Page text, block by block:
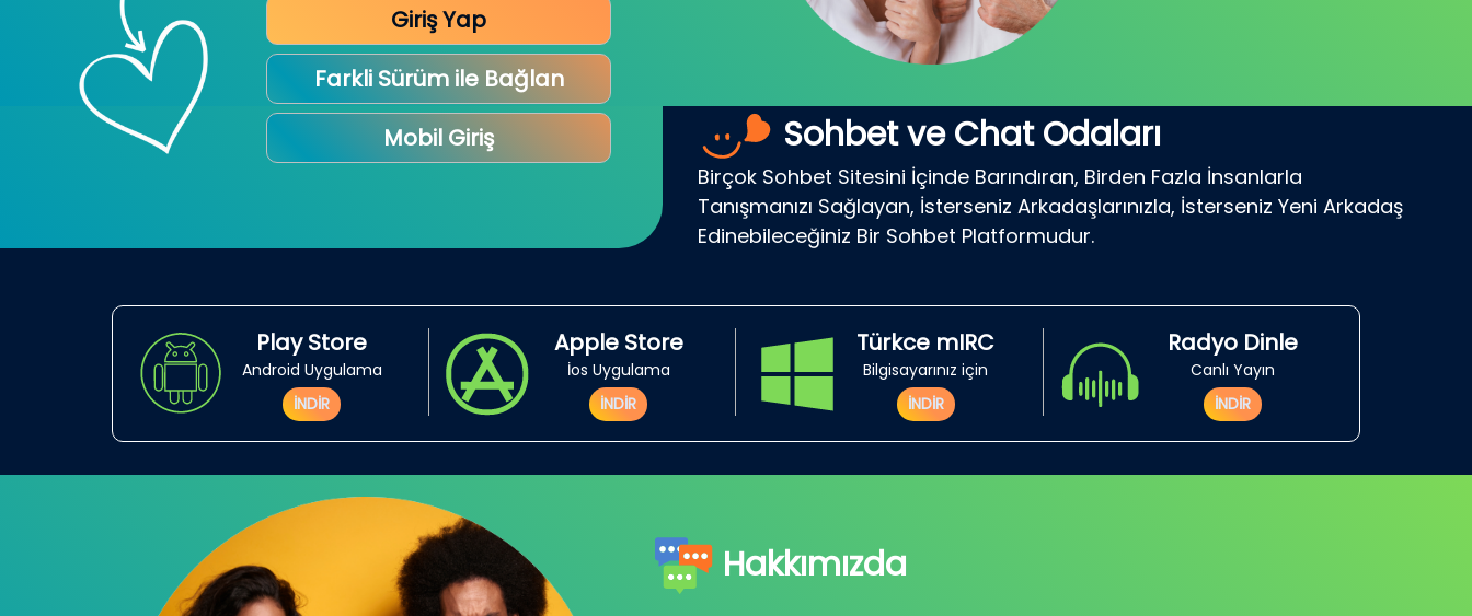
Giriş Yap
Farkli Sürüm ile Bağlan
Mobil Giriş
Sohbet ve Chat Odaları
Birçok Sohbet Sitesini İçinde Barındıran, Birden Fazla İnsanlarla
Tanışmanızı Sağlayan, İsterseniz Arkadaşlarınızla, İsterseniz Yeni Arkadaş
Edinebileceğiniz Bir Sohbet Platformudur.
Play Store
Android Uygulama
İNDİR
Apple Store
İos Uygulama
İNDİR
Türkce mIRC
Bilgisayarınız için
İNDİR
Radyo Dinle
Canlı Yayın
İNDİR
Hakkımızda